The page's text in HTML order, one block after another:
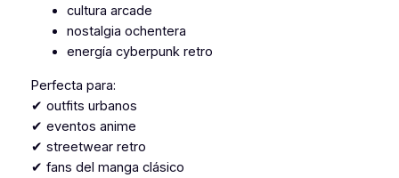
cultura arcade
nostalgia ochentera
energía cyberpunk retro
Perfecta para:
✔ outfits urbanos
✔ eventos anime
✔ streetwear retro
✔ fans del manga clásico